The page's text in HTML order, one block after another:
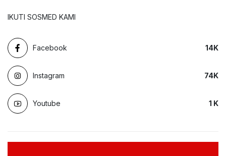
IKUTI SOSMED KAMI
Facebook 14K
Instagram 74K
Youtube 1 K